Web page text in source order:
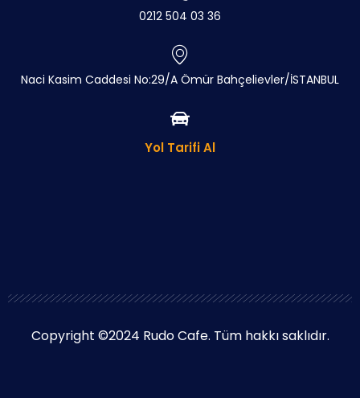
0212 504 03 36
Naci Kasim Caddesi No:29/A Ömür Bahçelievler/İSTANBUL
Yol Tarifi Al
Copyright ©2024 Rudo Cafe. Tüm hakkı saklıdır.